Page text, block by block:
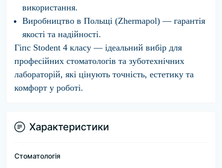
використання.
Виробництво в Польщі (Zhermapol) — гарантія
якості та надійності.
Гіпс Stodent 4 класу — ідеальний вибір для
професійних стоматологів та зуботехнічних
лабораторій, які цінують точність, естетику та
комфорт у роботі.
Характеристики
Стоматологія